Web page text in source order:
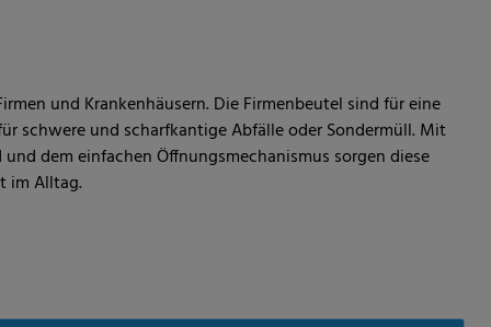
und Krankenhäusern. Die Firmenbeutel sind für eine
schwere und scharfkantige Abfälle oder Sondermüll. Mit
dem einfachen Öffnungsmechanismus sorgen diese
im Alltag.